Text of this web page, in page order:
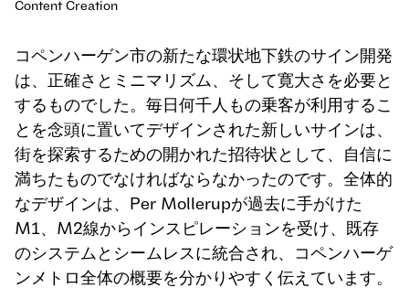
Content Creation
コペンハーゲン市の新たな環状地下鉄のサイン開発
は、正確さとミニマリズム、そして寛大さを必要と
するものでした。毎日何千人もの乗客が利用するこ
とを念頭に置いてデザインされた新しいサインは、
街を探索するための開かれた招待状として、自信に
満ちたものでなければならなかったのです。全体的
なデザインは、Per Mollerupが過去に手がけた
M1、M2線からインスピレーションを受け、既存
のシステムとシームレスに統合され、コペンハーゲ
ンメトロ全体の概要を分かりやすく伝えています。